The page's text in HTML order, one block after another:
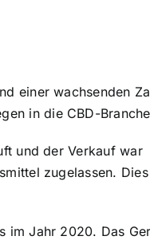
einer wachsenden
in die CBD-
und der Verkauf war
zugelassen. Dies
im Jahr 2020. Das